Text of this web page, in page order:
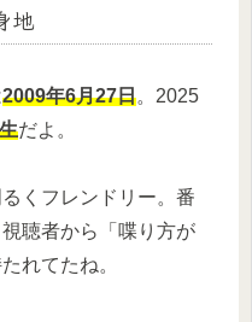
地
2009年6月27日。2025
だよ。
くフレンドリー。番
聴者から「喋り方が
れてたね。